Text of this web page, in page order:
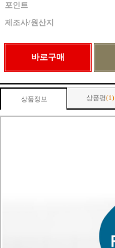
포인트
제조사/원산지
상품정보 상품평(1)